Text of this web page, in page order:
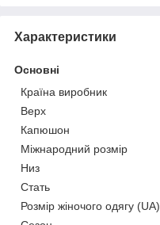
Характеристики
Основні
Країна виробник
Верх
Капюшон
Міжнародний розмір
Низ
Стать
Розмір жіночого одягу (UA)